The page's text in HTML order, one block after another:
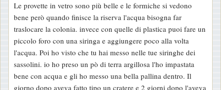
g
g
i
o
Le provette in vetro sono più belle e le formiche si vedono
bene però quando finisce la riserva l'acqua bisogna far
traslocare la colonia. invece con quelle di plastica puoi fare un
piccolo foro con una siringa e aggiungere poco alla volta
l'acqua. Poi ho visto che tu hai messo nelle tue siringhe dei
sassolini. io ho preso un pò di terra argillosa l'ho impastata
bene con acqua e gli ho messo una bella pallina dentro. Il
giorno dopo aveva fatto tipo un cratere e 2 giorni dopo l'aveva